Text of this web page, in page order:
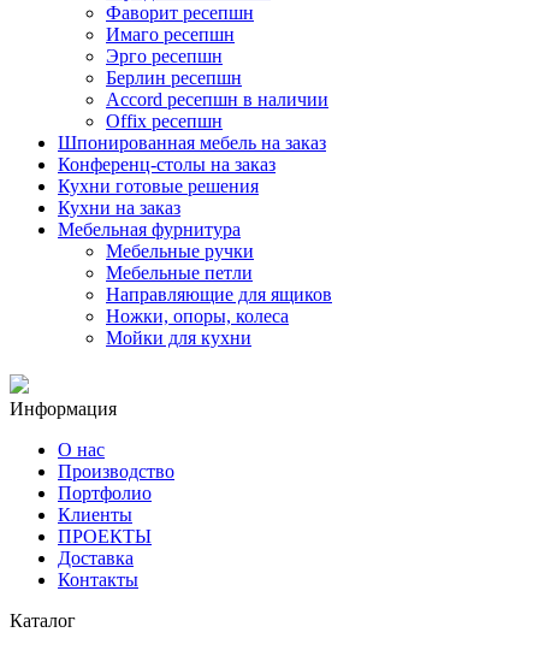
Фаворит ресепшн
Имаго ресепшн
Эрго ресепшн
Берлин ресепшн
Accord ресепшн в наличии
Offix ресепшн
Шпонированная мебель на заказ
Конференц-столы на заказ
Кухни готовые решения
Кухни на заказ
Мебельная фурнитура
Мебельные ручки
Мебельные петли
Направляющие для ящиков
Ножки, опоры, колеса
Мойки для кухни
Информация
О нас
Производство
Портфолио
Клиенты
ПРОЕКТЫ
Доставка
Контакты
Каталог